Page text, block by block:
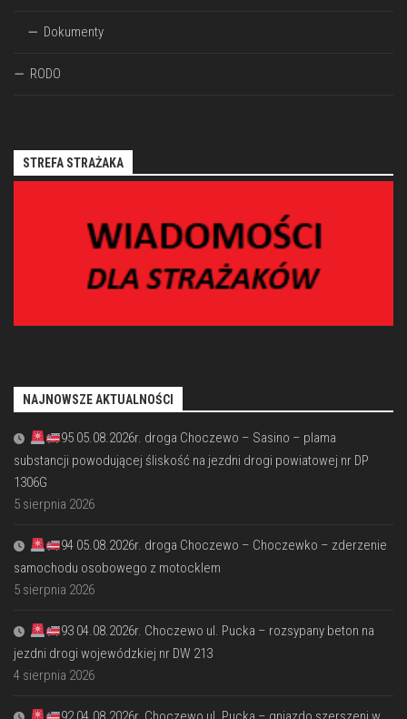
Dokumenty
RODO
STREFA STRAŻAKA
NAJNOWSZE AKTUALNOŚCI
95 05.08.2026r. droga Choczewo – Sasino – plama
substancji powodującej śliskość na jezdni drogi powiatowej nr DP
1306G
5 sierpnia 2026
94 05.08.2026r. droga Choczewo – Choczewko – zderzenie
samochodu osobowego z motocklem
5 sierpnia 2026
93 04.08.2026r. Choczewo ul. Pucka – rozsypany beton na
jezdni drogi wojewódzkiej nr DW 213
4 sierpnia 2026